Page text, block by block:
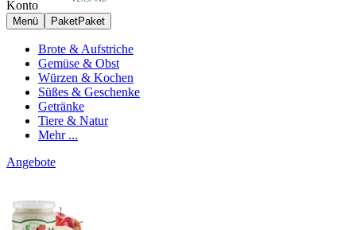
Konto
Menü PaketPaket
Brote & Aufstriche
Gemüse & Obst
Würzen & Kochen
Süßes & Geschenke
Getränke
Tiere & Natur
Mehr ...
Angebote